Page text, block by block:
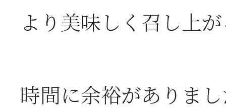
プライバシーポリシ
より美味しく召し上
時間に余裕がありま